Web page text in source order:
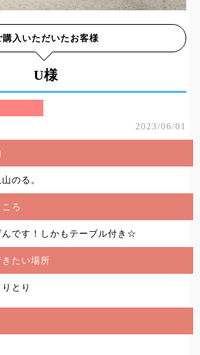
購入いただいたお客様
U様
2023/06/01
のる。
ろ
です！しかもテーブル付き☆
たい場所
とり